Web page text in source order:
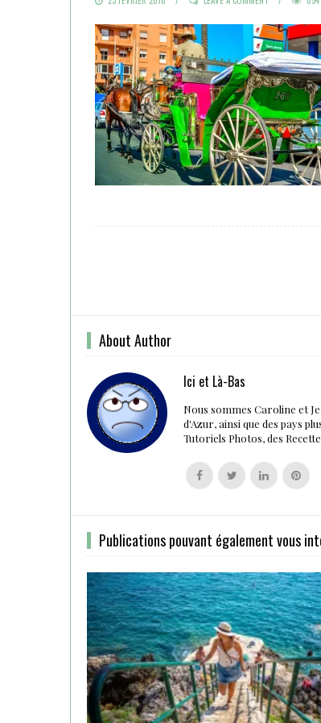
About Author
Ici et Là-Bas
Nous sommes Caroline et
d'Azur, ainsi que des pays
Tutoriels Photos, des
Follow
us
Follow
us
Follow
us us
Publications pouvant également vous